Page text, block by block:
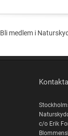
Bli medlem i
c/o Erik